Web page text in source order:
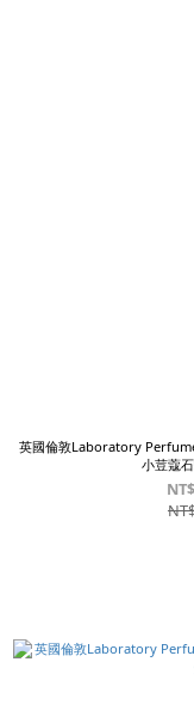
英國倫敦Laboratory
小荳蔻